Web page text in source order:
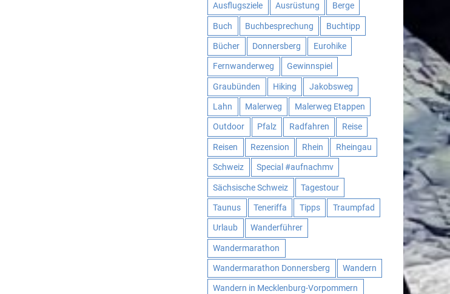
Ausflugsziele Ausrüstung Berge
Buch Buchbesprechung Buchtipp
Bücher Donnersberg Eurohike
Fernwanderweg Gewinnspiel
Graubünden Hiking Jakobsweg
Lahn Malerweg Malerweg Etappen
Outdoor Pfalz Radfahren Reise
Reisen Rezension Rhein Rheingau
Schweiz Special #aufnachmv
Sächsische Schweiz Tagestour
Taunus Teneriffa Tipps Traumpfad
Urlaub Wanderführer
Wandermarathon
Wandermarathon Donnersberg Wandern
Wandern in Mecklenburg-Vorpommern